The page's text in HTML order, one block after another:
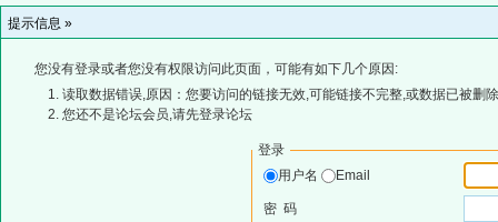
提示信息 »
您没有登录或者您没有权限访问此页面，可能有如下几个原因:
读取数据错误,原因：您要访问的链接无效,可能链接不完整,或数据已被删
您还不是论坛会员,请先登录论坛
登录
用户名
Email
密 码